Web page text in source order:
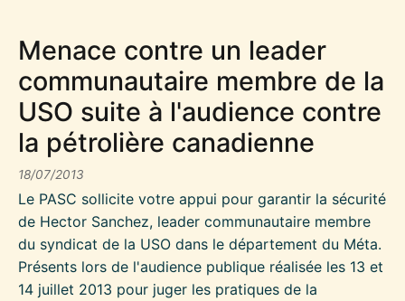
Menace contre un leader
communautaire membre de la
USO suite à l'audience contre
la pétrolière canadienne
18/07/2013
Le PASC sollicite votre appui pour garantir la sécurité
de Hector Sanchez, leader communautaire membre
du syndicat de la USO dans le département du Méta.
Présents lors de l'audience publique réalisée les 13 et
14 juillet 2013 pour juger les pratiques de la